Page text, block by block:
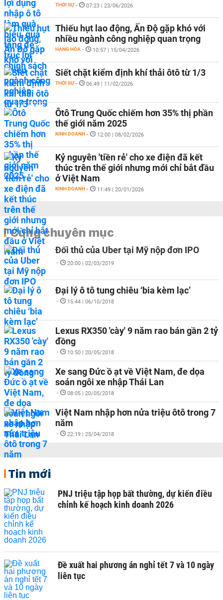
THỜI SỰ - 07:23 | 23/06/2026
Thiếu hụt lao động, Ấn Độ gặp khó với
nhiều ngành công nghiệp quan trọng
HÀNG HÓA - 10:57 | 15/04/2026
Siết chặt kiểm định khí thải ôtô từ 1/3
THỜI SỰ - 06:49 | 11/02/2026
Ôtô Trung Quốc chiếm hơn 35% thị phần
thế giới năm 2025
KINH DOANH - 12:00 | 08/02/2026
Kỷ nguyên 'tiền rẻ' cho xe điện đã kết
thúc trên thế giới nhưng mới chỉ bắt đầu
ở Việt Nam
KINH DOANH - 11:49 | 20/01/2026
Cùng chuyên mục
Đối thủ của Uber tại Mỹ nộp đơn IPO
- 20:00 | 02/03/2019
Đại lý ô tô tung chiêu ‘bia kèm lạc’
- 15:44 | 06/10/2018
Lexus RX350 'cày' 9 năm rao bán gần 2 tỷ
đồng
- 10:50 | 20/05/2018
Xe sang Đức ồ ạt về Việt Nam, đe dọa
soán ngôi xe nhập Thái Lan
- 08:05 | 20/05/2018
Việt Nam nhập hơn nửa triệu ôtô trong 7
năm
- 22:19 | 25/04/2018
Tin mới
PNJ triệu tập họp bất thường, dự kiến điều
chỉnh kế hoạch kinh doanh 2026
Đề xuất hai phương án nghỉ tết 7 và 10 ngày
liên tục